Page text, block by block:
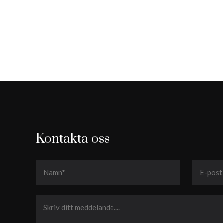
Kontakta oss